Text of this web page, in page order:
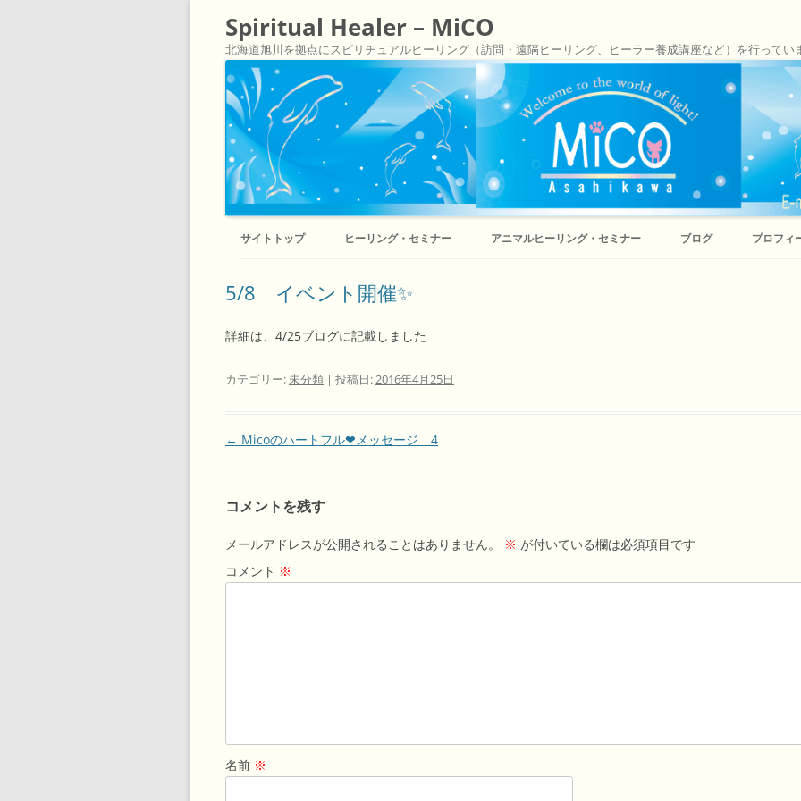
Spiritual Healer – MiCO
北海道旭川を拠点にスピリチュアルヒーリング（訪問・遠隔ヒーリング、ヒーラー養成講座など）を行ってい
ン
テ
サイトトップ ヒーリング・セミナー アニマルヒーリング・セミナー ブログ プロフィ
5/8 イベント開催✨
詳細は、4/25ブログに記載しました
カテゴリー: 未分類 | 投稿日: 2016年4月25日 |
投
ビ
ゲ
ー
シ
← Micoのハートフル❤メッセージ 4
コメントを残す
メールアドレスが公開されることはありません。 ※ が付いている欄は必須項目です
コメント ※
名前 ※